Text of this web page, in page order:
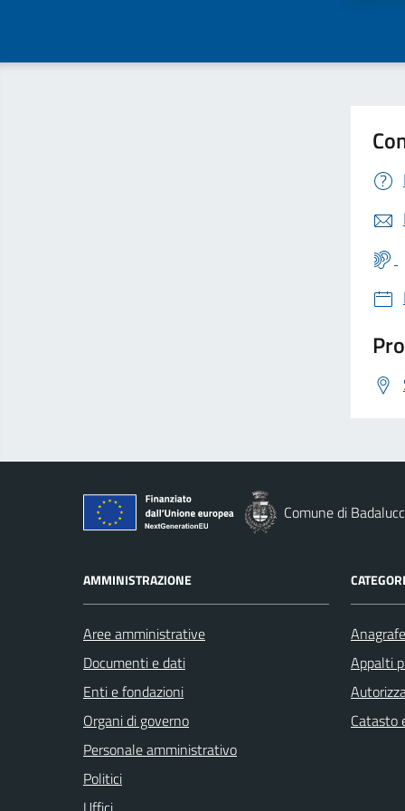
Comune di
AMMINISTRAZIONE
Aree amministrative
Documenti e dati
Enti e fondazioni
Organi di governo
Personale amministrativo
Politici
Appalti
Catasto